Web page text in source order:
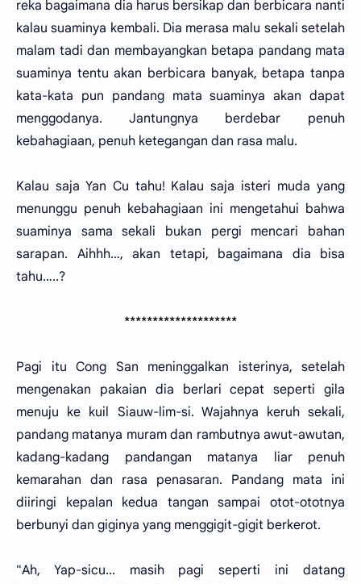
reka bagaimana dia harus bersikap dan berbicara nanti
kalau suaminya kembali. Dia merasa malu sekali setelah
malam tadi dan membayangkan betapa pandang mata
suaminya tentu akan berbicara banyak, betapa tanpa
kata-kata pun pandang mata suaminya akan dapat
menggodanya. Jantungnya berdebar penuh
kebahagiaan, penuh ketegangan dan rasa malu.
Kalau saja Yan Cu tahu! Kalau saja isteri muda yang
menunggu penuh kebahagiaan ini mengetahui bahwa
suaminya sama sekali bukan pergi mencari bahan
sarapan. Aihhh…, akan tetapi, bagaimana dia bisa
tahu…..?
********************
Pagi itu Cong San meninggalkan isterinya, setelah
mengenakan pakaian dia berlari cepat seperti gila
menuju ke kuil Siauw-lim-si. Wajahnya keruh sekali,
pandang matanya muram dan rambutnya awut-awutan,
kadang-kadang pandangan matanya liar penuh
kemarahan dan rasa penasaran. Pandang mata ini
diiringi kepalan kedua tangan sampai otot-ototnya
berbunyi dan giginya yang menggigit-gigit berkerot.
"Ah, Yap-sicu... masih pagi seperti ini datang